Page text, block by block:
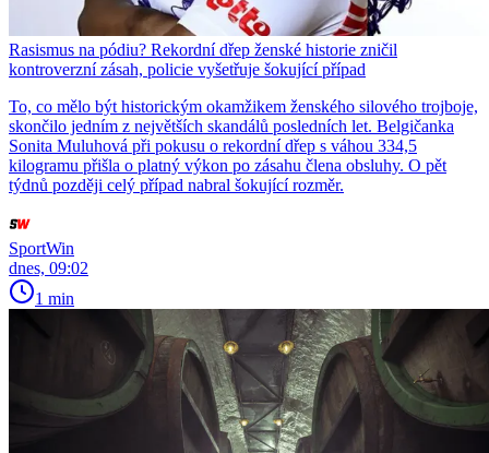
Rasismus na pódiu? Rekordní dřep ženské historie zničil
kontroverzní zásah, policie vyšetřuje šokující případ
To, co mělo být historickým okamžikem ženského silového trojboje,
skončilo jedním z největších skandálů posledních let. Belgičanka
Sonita Muluhová při pokusu o rekordní dřep s váhou 334,5
kilogramu přišla o platný výkon po zásahu člena obsluhy. O pět
týdnů později celý případ nabral šokující rozměr.
SportWin
dnes, 09:02
1 min